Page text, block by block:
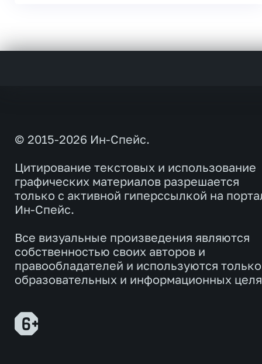
© 2015-2026 Ин-Спейс.
Цитирование текстовых и использование
графических материалов разрешается
только с активной гиперссылкой на
Ин-Спейс.
Все визуальные произведения являются
собственностью своих авторов и
правообладателей и используются
образовательных и информационных